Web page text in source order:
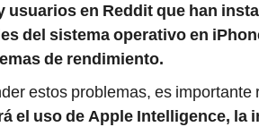
usuarios en Reddit que han
del sistema operativo en
de rendimiento.
estos problemas, es importante
el uso de Apple Intelligence,